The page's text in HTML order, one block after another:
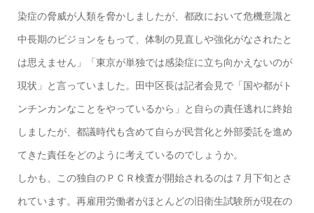
染症の脅威が人類を脅かしましたが、都政において危機意識と
中長期のビジョンをもって、体制の見直しや強化がなされたと
は思えません」「東京が単独では感染症に立ち向かえないのが
現状」と言っていました。田中区長は記者会見で「国や都がト
ンチンカンなことをやっているから」と自らの責任逃れに終始
しましたが、都議時代も含めて自らが民営化と外部委託を進め
てきた責任をどのように考えているのでしょうか。
しかも、この独自のＰＣＲ検査が開始されるのは７月下旬とさ
れています。再雇用労働者がほとんどの旧衛生試験所が現在の